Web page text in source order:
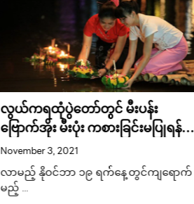
လွယ်ကရထုံပွဲတော်တွင် မီးပန်း
ဗြောက်အိုး မီးပုံး ကစားခြင်းမပြုရန်
ဗန်ကောက်အစိုးရ ထုတ်ပြန်
November 3, 2021
လာမည့် နိုဝင်ဘာ ၁၉ ရက်နေ့တွင်ကျရောက်
မည့် …